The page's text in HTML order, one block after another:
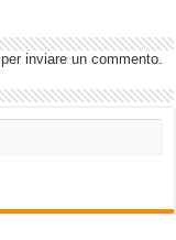
per inviare un commento.